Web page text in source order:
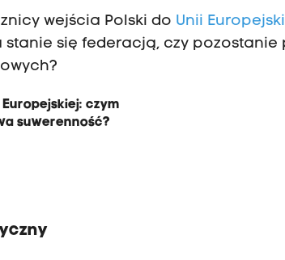
wejścia Polski do Unii
stanie się federacją, czy pozostanie
Europejskiej: czym
suwerenność?